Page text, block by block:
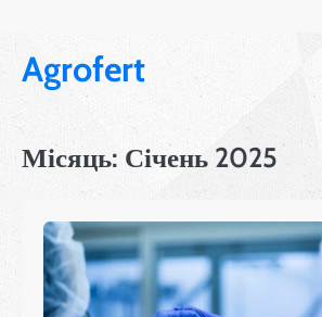
вмістуAgrofert
Місяць: Січень 2025